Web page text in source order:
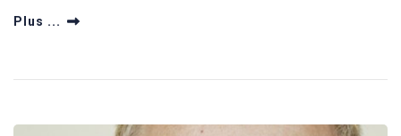
Plus ...